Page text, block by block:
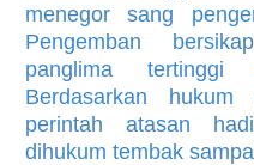
menegor sang
Pengemban
panglima
Berdasarkan
perintah atasan
dihukum tembak